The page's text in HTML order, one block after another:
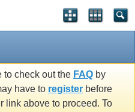
to check out the FAQ by
have to register before
link above to proceed. To